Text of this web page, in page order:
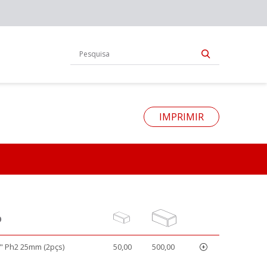
IMPRIMIR
Ph2 25mm (2pçs) 50,00 500,00